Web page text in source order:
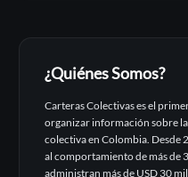
¿Quiénes Somos?
Carteras Colectivas es el
organizar información sobre
colectiva en Colombia. Desde
al comportamiento de más de
administran más de USD 30